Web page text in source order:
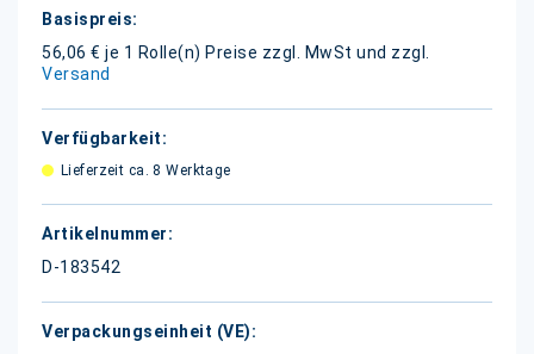
Weitere
Informationen
56,06 € je 1 Rolle(n) Preise zzgl. MwSt und zzgl.
Versand
Lieferzeit ca. 8 Werktage
D-183542